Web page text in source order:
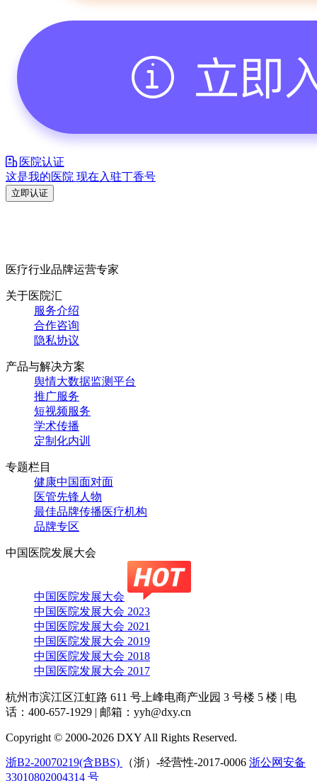
医院认证
这是我的医院 现在入驻丁香号
立即认证
医疗行业品牌运营专家
关于医院汇
服务介绍
合作咨询
隐私协议
产品与解决方案
舆情大数据监测平台
推广服务
短视频服务
学术传播
定制化内训
专题栏目
健康中国面对面
医管先锋人物
最佳品牌传播医疗机构
品牌专区
中国医院发展大会
中国医院发展大会
中国医院发展大会 2023
中国医院发展大会 2021
中国医院发展大会 2019
中国医院发展大会 2018
中国医院发展大会 2017
杭州市滨江区江虹路 611 号上峰电商产业园 3 号楼 5 楼 | 电
话：400-657-1929 | 邮箱：yyh@dxy.cn
Copyright © 2000-2026 DXY All Rights Reserved.
浙B2-20070219(含BBS) （浙）-经营性-2017-0006 浙公网安备
33010802004314 号